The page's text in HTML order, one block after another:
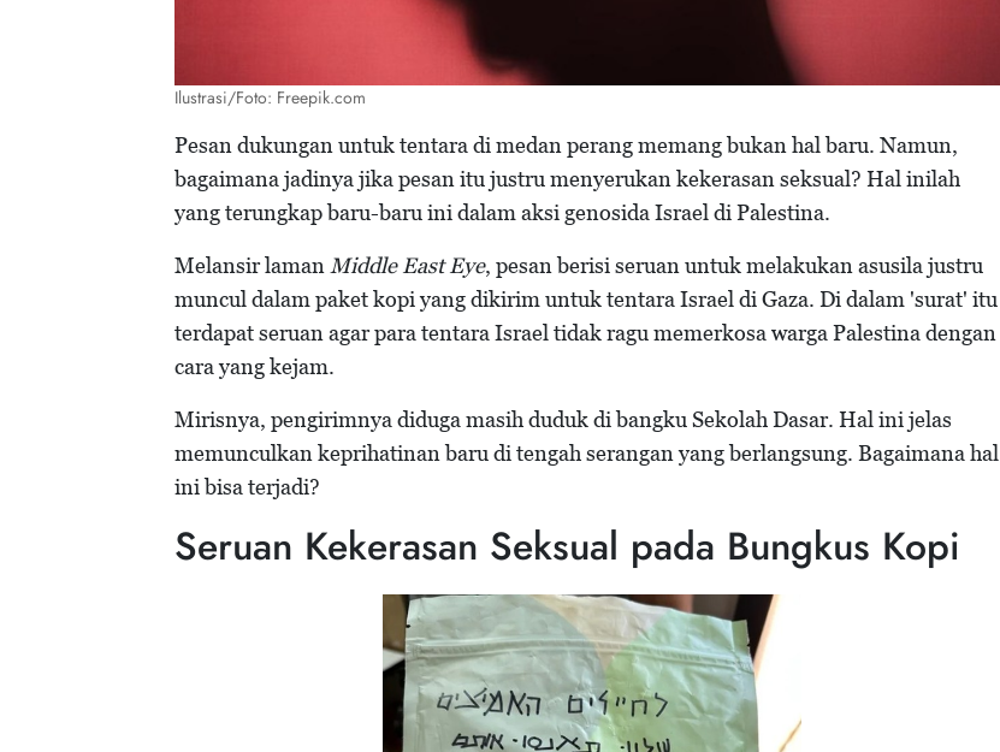
Ilustrasi/Foto: Freepik.com
Pesan dukungan untuk tentara di medan perang memang bukan hal baru. Namun,
bagaimana jadinya jika pesan itu justru menyerukan kekerasan seksual? Hal inilah
yang terungkap baru-baru ini dalam aksi genosida Israel di Palestina.
Melansir lamanMiddle East Eye, pesan berisi seruan untuk melakukan asusila justru
muncul dalam paket kopi yang dikirim untuk tentara Israel di Gaza. Di dalam 'surat' itu
terdapat seruan agar para tentara Israel tidak ragu memerkosa warga Palestina dengan
cara yang kejam.
Mirisnya, pengirimnya diduga masih duduk di bangku Sekolah Dasar. Hal ini jelas
memunculkan keprihatinan baru di tengah serangan yang berlangsung. Bagaimana hal
ini bisa terjadi?
Seruan Kekerasan Seksual pada Bungkus Kopi